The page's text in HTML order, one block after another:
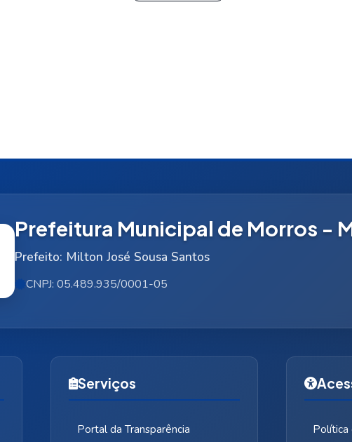
Prefeitura Municipal de Morros -
Prefeito: Milton José Sousa Santos
CNPJ: 05.489.935/0001-05
Serviços
Portal da Transparência Política